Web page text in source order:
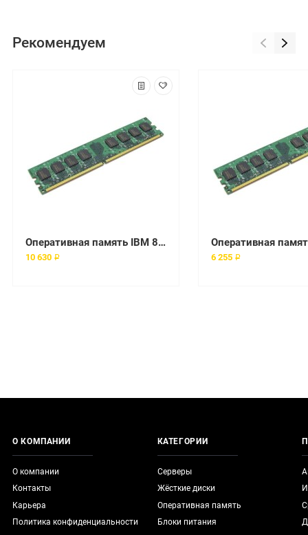
Рекомендуем
Оперативная память IBM 8GB 1.35V PC3L-10600 CL9 ECC DDR3 1333MHz LP [49Y1397]
10 630 ₽ 6 255 ₽
О КОМПАНИИ
О компании
Контакты
Карьера
Политика конфиденциальности
КАТЕГОРИИ
Серверы
Жёсткие диски
Оперативная память
Блоки питания